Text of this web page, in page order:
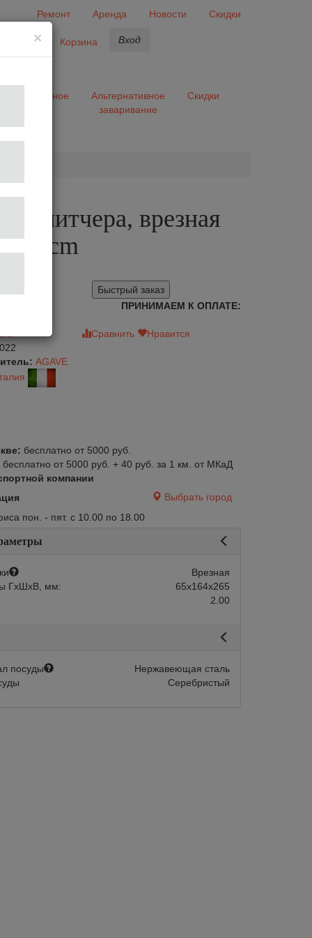
Ремонт Аренда Новости
Скидки
Корзина Вход
Разное
Альтернативное
заваривание
Скидки
питчера, врезная
Быстрый заказ
ПРИНИМАЕМ К ОПЛАТЕ:
Сравнить
Нравится
AGAVE
бесплатно от 5000 руб.
бесплатно от 5000 руб. + 40 руб. за 1 км. от МКаД
компании
Выбрать город
пон. - пят. с 10.00 по 18.00
Врезная
ГхШхВ, мм:
65х164х265
2.00
посуды
Нержавеющая сталь
Серебристый
×